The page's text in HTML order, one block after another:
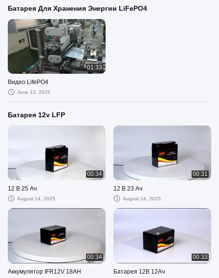
Батарея Для Хранения Энергии LiFePO4
01:33
Видео LifePO4
June 13, 2025
Батарея 12v LFP
00:34
12 В 25 Ач
August 14, 2025
00:31
12 В 23 Ач
August 14, 2025
00:34
Аккумулятор IFR12V 18AH
00:33
Батарея 12В 12Ач